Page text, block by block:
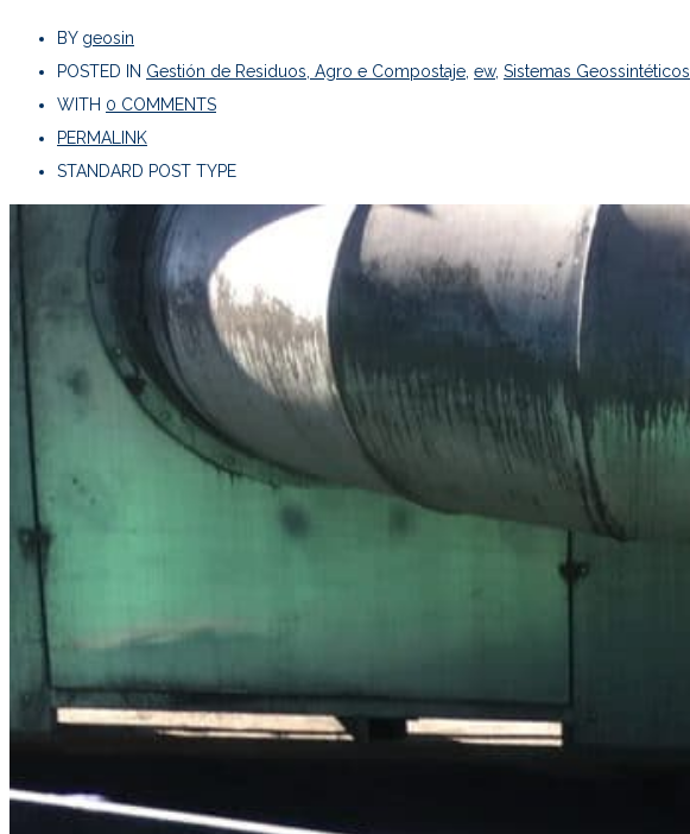
BY geosin
POSTED IN Gestión de Residuos, Agro e Compostaje ew, Sistemas Geossintéticos
WITH 0 COMMENTS
PERMALINK
STANDARD POST TYPE